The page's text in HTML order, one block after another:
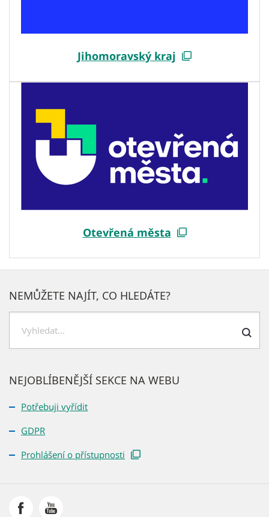
Jihomoravský kraj
Otevřená města
NEJOBLÍBENĚJŠÍ SEKCE NA WEBU
Potřebuji vyřídit
GDPR
Prohlášení o přístupnosti
NEMŮŽETE NAJÍT, CO HLEDÁTE?
e